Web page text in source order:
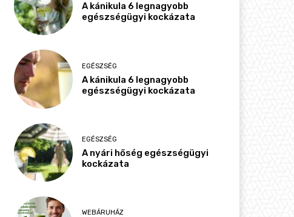
A kánikula 6 legnagyobb
egészségügyi kockázata
EGÉSZSÉG
A kánikula 6 legnagyobb
egészségügyi kockázata
EGÉSZSÉG
A nyári hőség egészségügyi
kockázata
WEBÁRUHÁZ